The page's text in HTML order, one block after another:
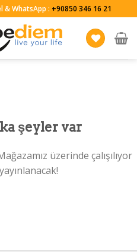
WhatsApp : +90850 346 16 21
şeyler var
üzerinde çalışılıyor